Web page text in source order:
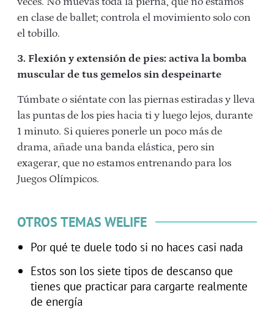
en clase de ballet; controla el movimiento solo con
el tobillo.
3. Flexión y extensión de pies: activa la bomba
muscular de tus gemelos sin despeinarte
Túmbate o siéntate con las piernas estiradas y lleva
las puntas de los pies hacia ti y luego lejos, durante
1 minuto. Si quieres ponerle un poco más de
drama, añade una banda elástica, pero sin
exagerar, que no estamos entrenando para los
Juegos Olímpicos.
OTROS TEMAS WELIFE
Por qué te duele todo si no haces casi nada
Estos son los siete tipos de descanso que
tienes que practicar para cargarte realmente
de energía